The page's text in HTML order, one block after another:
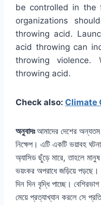
be controlled in the
organizations
throwing acid.
acid throwing can
throwing
throwing acid.
Check also: Climate
অনুবাদঃআমাদের দেশের
নিক্ষেপ। এটি একটি ভয়াবহ
অ্যাসিড ছুঁড়ে মারে, তাহলে
ভয়ংকর অপরাধে জড়িয়ে পড়ছে।
দিন দিন বৃদ্ধি পাচ্ছে।
মেয়ে প্রত্যাখ্যান করলে সে